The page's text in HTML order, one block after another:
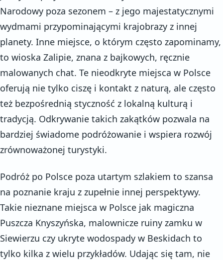
Narodowy poza sezonem – z jego majestatycznymi
wydmami przypominającymi krajobrazy z innej
planety. Inne miejsce, o którym często zapominamy,
to wioska Zalipie, znana z bajkowych, ręcznie
malowanych chat. Te nieodkryte miejsca w Polsce
oferują nie tylko ciszę i kontakt z naturą, ale często
też bezpośrednią styczność z lokalną kulturą i
tradycją. Odkrywanie takich zakątków pozwala na
bardziej świadome podróżowanie i wspiera rozwój
zrównoważonej turystyki.
Podróż po Polsce poza utartym szlakiem to szansa
na poznanie kraju z zupełnie innej perspektywy.
Takie nieznane miejsca w Polsce jak magiczna
Puszcza Knyszyńska, malownicze ruiny zamku w
Siewierzu czy ukryte wodospady w Beskidach to
tylko kilka z wielu przykładów. Udając się tam, nie